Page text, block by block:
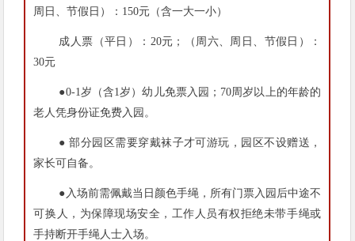
周日、节假日）：150元（含一大一小）
成人票（平日）：20元；（周六、周日、节假日）：
30元
●0-1岁（含1岁）幼儿免票入园；70周岁以上的年龄的
老人凭身份证免费入园。
●部分园区需要穿戴袜子才可游玩，园区不设赠送，
家长可自备。
● 入场前需佩戴当日颜色手绳，所有门票入园后中途不
可换人，为保障现场安全，工作人员有权拒绝未带手绳或
手持断开手绳人士入场。